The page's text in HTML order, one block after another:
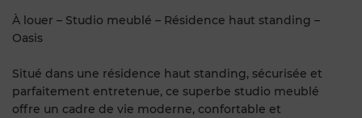
À louer – Studio meublé – Résidence haut standing –
Oasis
Situé dans une résidence haut standing, sécurisée et
parfaitement entretenue, ce superbe studio meublé
offre un cadre de vie moderne, confortable et